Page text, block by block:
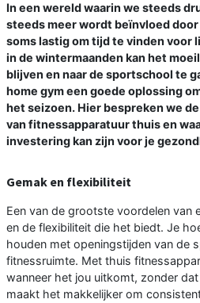
In een wereld waarin we steeds
steeds meer wordt beïnvloed
soms lastig om tijd te vinden voor
in de wintermaanden kan het
blijven en naar de sportschool te
home gym een goede oplossing
het seizoen. Hier bespreken we
van fitnessapparatuur thuis en
investering kan zijn voor je
Gemak en flexibiliteit
Een van de grootste voordelen van
en de flexibiliteit die het biedt. Je
houden met openingstijden van de
fitnessruimte. Met thuis
wanneer het jou uitkomt, zonder
maakt het makkelijker om